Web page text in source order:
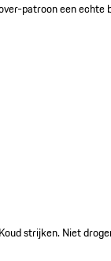
patroon een echte
strijken. Niet